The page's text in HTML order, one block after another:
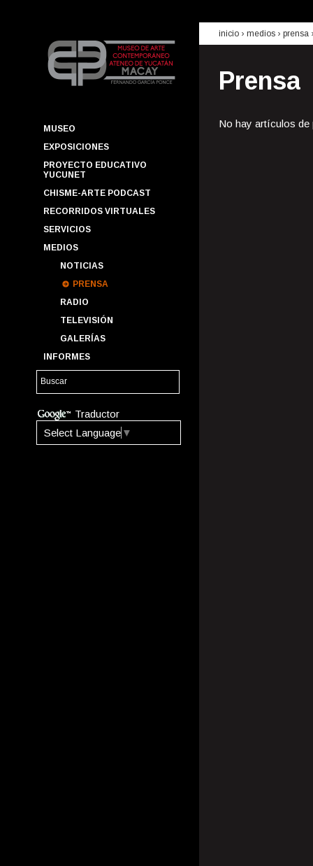
MUSEO
EXPOSICIONES
PROYECTO EDUCATIVO
YUCUNET
CHISME-ARTE PODCAST
RECORRIDOS VIRTUALES
SERVICIOS
MEDIOS
NOTICIAS
PRENSA
RADIO
TELEVISIÓN
GALERÍAS
INFORMES
Traductor
Select Language ▼
inicio › medios › prensa
Prensa
No hay artículos de